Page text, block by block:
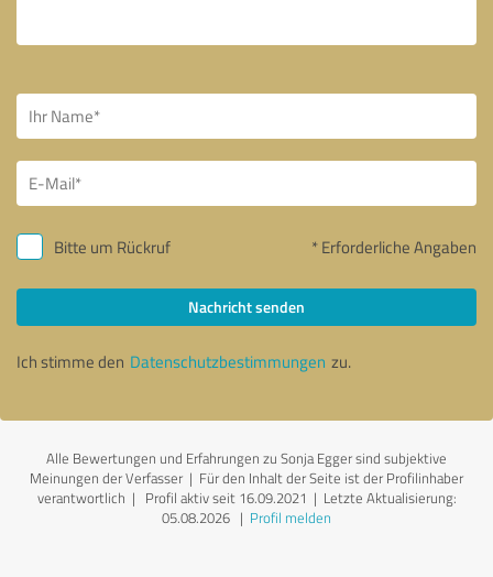
Bitte um Rückruf * Erforderliche Angaben
Nachricht senden
Ich stimme den Datenschutzbestimmungen zu.
Alle Bewertungen und Erfahrungen zu Sonja Egger sind subjektive
Meinungen der Verfasser | Für den Inhalt der Seite ist der Profilinhaber
verantwortlich | Profil aktiv seit 16.09.2021 | Letzte Aktualisierung:
05.08.2026 | Profil melden